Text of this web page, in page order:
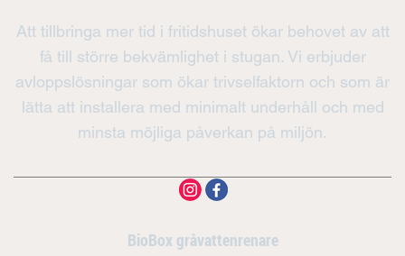
Att tillbringa mer tid i fritidshuset ökar behovet av att
få till större bekvämlighet i stugan. Vi erbjuder
avloppslösningar som ökar trivselfaktorn och som är
lätta att installera med minimalt underhåll och med
minsta möjliga påverkan på miljön.
BioBox gråvattenrenare